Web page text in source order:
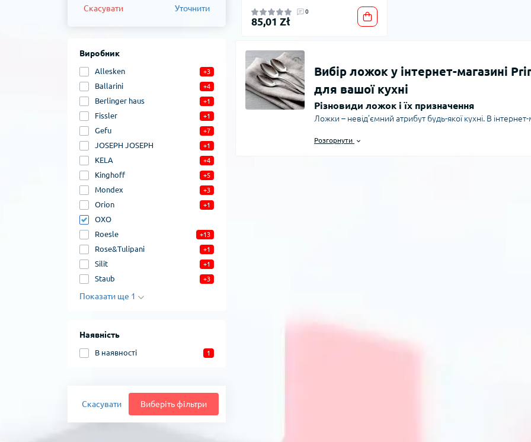
Скасувати Уточнити
Виробник
Allesken +3
Ballarini +4
Berlinger haus +1
Fissler +1
Gefu +7
JOSEPH JOSEPH +1
KELA +4
Kinghoff +5
Mondex +3
Orion +1
OXO
Roesle
+13
Rose&Tulipani +1
Silit +1
Staub +3
Показати ще 1
Наявність
В наявності 1
Скасувати Виберіть фільтри
0
85,01 Zł
Вибір ложок у інтернет-магазині
для вашої кухні
Різновиди ложок і їх призначення
Ложки – невід’ємний атрибут будь-якої кухні. В
Кожен тип має своє спеціальне призначення, що
їжі більш зручним. Столові ложки підходять для
кавові – для напоїв. Ложки для супу мають збільшену
Розгорнути